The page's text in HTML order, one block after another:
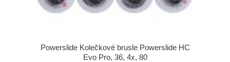
Powerslide Kolečkové brusle Powerslide HC
Evo Pro, 36, 4x, 80